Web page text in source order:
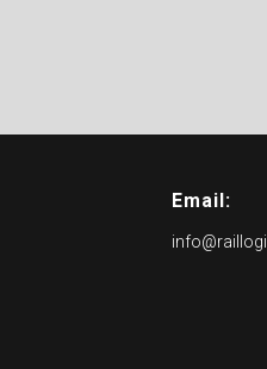
Email: